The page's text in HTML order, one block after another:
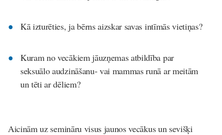
Kā izturēties, ja bērns aizskar savas intīmās vietiņas?
Kuram no vecākiem jāuzņemas atbildība par
seksuālo audzināšanu- vai mammas runā ar meitām
un tēti ar dēliem?
Aicinām uz semināru visus jaunos vecākus un sevišķi